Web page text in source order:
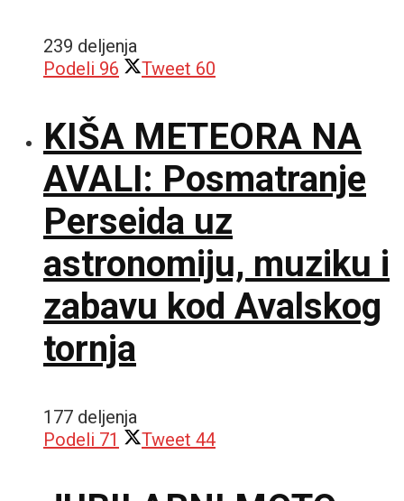
239 deljenja
Podeli 96 Tweet 60
KIŠA METEORA NA
AVALI: Posmatranje
Perseida uz
astronomiju, muziku i
zabavu kod Avalskog
tornja
177 deljenja
Podeli 71 Tweet 44